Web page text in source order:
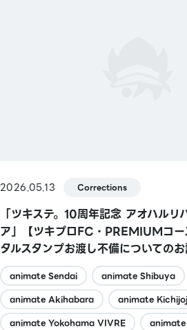
2026.05.13 Corrections
「ツキステ。10周年記念 アオハルリ
ア」【ツキプロFC・PREMIUMコ
タルスタンプお渡し不備についての
animate Sendai
animate Shibuya
animate Akihabara
animate
animate Yokohama VIVRE